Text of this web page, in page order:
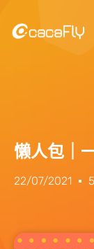
懒人包｜​​
22/07/2021